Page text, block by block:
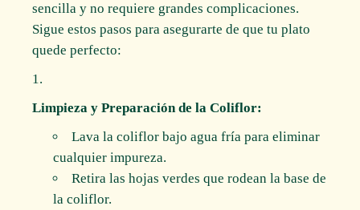
sencilla y no requiere grandes complicaciones.
Sigue estos pasos para asegurarte de que tu plato
quede perfecto:
Limpieza y Preparación de la Coliflor:
Lava la coliflor bajo agua fría para eliminar
cualquier impureza.
Retira las hojas verdes que rodean la base de
la coliflor.